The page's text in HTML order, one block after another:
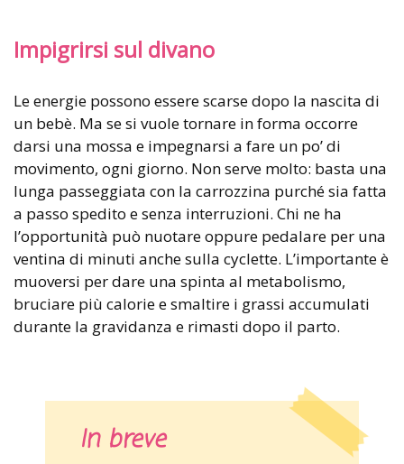
Impigrirsi sul divano
Le energie possono essere scarse dopo la nascita di
un bebè. Ma se si vuole tornare in forma occorre
darsi una mossa e impegnarsi a fare un po’ di
movimento, ogni giorno. Non serve molto: basta una
lunga passeggiata con la carrozzina purché sia fatta
a passo spedito e senza interruzioni. Chi ne ha
l’opportunità può nuotare oppure pedalare per una
ventina di minuti anche sulla cyclette. L’importante è
muoversi per dare una spinta al metabolismo,
bruciare più calorie e smaltire i grassi accumulati
durante la gravidanza e rimasti dopo il parto.
In breve